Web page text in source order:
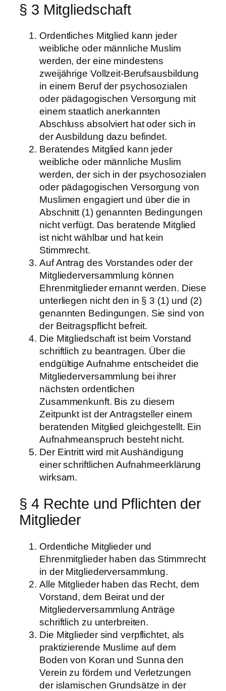
§ 3 Mitgliedschaft
Ordentliches Mitglied kann jeder
weibliche oder männliche Muslim
werden, der eine mindestens
zweijährige Vollzeit-Berufsausbildung
in einem Beruf der psychosozialen
oder pädagogischen Versorgung mit
einem staatlich anerkannten
Abschluss absolviert hat oder sich in
der Ausbildung dazu befindet.
Beratendes Mitglied kann jeder
weibliche oder männliche Muslim
werden, der sich in der psychosozialen
oder pädagogischen Versorgung von
Muslimen engagiert und über die in
Abschnitt (1) genannten Bedingungen
nicht verfügt. Das beratende Mitglied
ist nicht wählbar und hat kein
Stimmrecht.
Auf Antrag des Vorstandes oder der
Mitgliederversammlung können
Ehrenmitglieder ernannt werden. Diese
unterliegen nicht den in § 3 (1) und (2)
genannten Bedingungen. Sie sind von
der Beitragspflicht befreit.
Die Mitgliedschaft ist beim Vorstand
schriftlich zu beantragen. Über die
endgültige Aufnahme entscheidet die
Mitgliederversammlung bei ihrer
nächsten ordentlichen
Zusammenkunft. Bis zu diesem
Zeitpunkt ist der Antragsteller einem
beratenden Mitglied gleichgestellt. Ein
Aufnahmeanspruch besteht nicht.
Der Eintritt wird mit Aushändigung
einer schriftlichen Aufnahmeerklärung
wirksam.
§ 4 Rechte und Pflichten der
Mitglieder
Ordentliche Mitglieder und
Ehrenmitglieder haben das Stimmrecht
in der Mitgliederversammlung.
Alle Mitglieder haben das Recht, dem
Vorstand, dem Beirat und der
Mitgliederversammlung Anträge
schriftlich zu unterbreiten.
Die Mitglieder sind verpflichtet, als
praktizierende Muslime auf dem
Boden von Koran und Sunna den
Verein zu fördern und Verletzungen
der islamischen Grundsätze in der